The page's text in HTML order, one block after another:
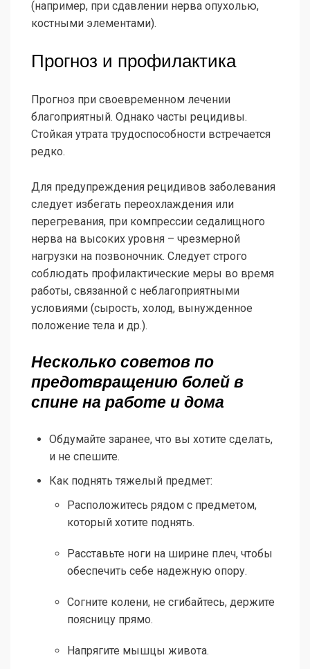
(например, при сдавлении нерва опухолью,
костными элементами).
Прогноз и профилактика
Прогноз при своевременном лечении
благоприятный. Однако часты рецидивы.
Стойкая утрата трудоспособности встречается
редко.
Для предупреждения рецидивов заболевания
следует избегать переохлаждения или
перегревания, при компрессии седалищного
нерва на высоких уровня – чрезмерной
нагрузки на позвоночник. Следует строго
соблюдать профилактические меры во время
работы, связанной с неблагоприятными
условиями (сырость, холод, вынужденное
положение тела и др.).
Несколько советов по
предотвращению болей в
спине на работе и дома
Обдумайте заранее, что вы хотите сделать,
и не спешите.
Как поднять тяжелый предмет:
Расположитесь рядом с предметом,
который хотите поднять.
Расставьте ноги на ширине плеч, чтобы
обеспечить себе надежную опору.
Согните колени, не сгибайтесь, держите
поясницу прямо.
Напрягите мышцы живота.